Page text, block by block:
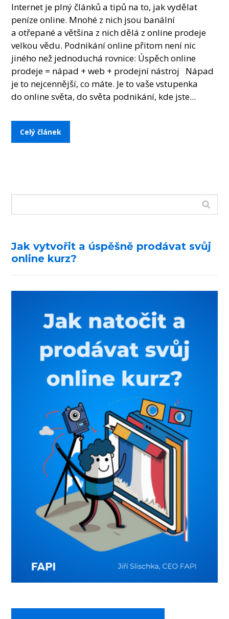
Internet je plný článků a tipů na to, jak vydělat
peníze online. Mnohé z nich jsou banální
a otřepané a většina z nich dělá z online prodeje
velkou vědu. Podnikání online přitom není nic
jiného než jednoduchá rovnice: Úspěch online
prodeje = nápad + web + prodejní nástroj Nápad
je to nejcennější, co máte. Je to vaše vstupenka
do online světa, do světa podnikání, kde jste...
Celý článek
Jak vytvořit a úspěšně prodávat svůj
online kurz?